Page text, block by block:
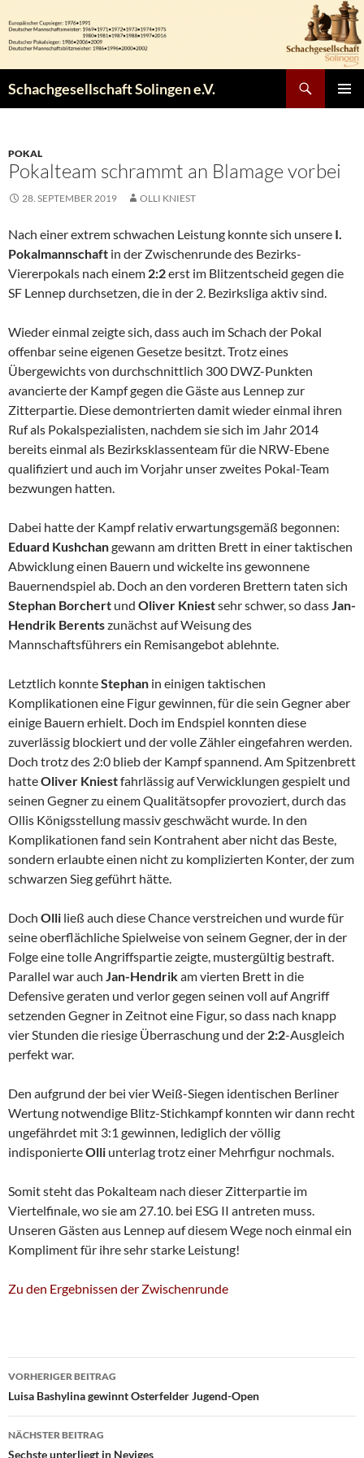
Inhalt
springen
Schachgesellschaft Solingen e.V.
POKAL
Pokalteam schrammt an Blamage vorbei
28. SEPTEMBER 2019 OLLI KNIEST
Nach einer extrem schwachen Leistung konnte sich unsere I.
Pokalmannschaft in der Zwischenrunde des Bezirks-
Viererpokals nach einem 2:2erst im Blitzentscheid gegen die
SF Lennep durchsetzen, die in der 2. Bezirksliga aktiv sind.
Wieder einmal zeigte sich, dass auch im Schach der Pokal
offenbar seine eigenen Gesetze besitzt. Trotz eines
Übergewichts von durchschnittlich 300 DWZ-Punkten
avancierte der Kampf gegen die Gäste aus Lennep zur
Zitterpartie. Diese demontrierten damit wieder einmal ihren
Ruf als Pokalspezialisten, nachdem sie sich im Jahr 2014
bereits einmal als Bezirksklassenteam für die NRW-Ebene
qualifiziert und auch im Vorjahr unser zweites Pokal-Team
bezwungen hatten.
Dabei hatte der Kampf relativ erwartungsgemäß begonnen:
Eduard Kushchangewann am dritten Brett in einer taktischen
Abwicklung einen Bauern und wickelte ins gewonnene
Bauernendspiel ab. Doch an den vorderen Brettern taten sich
Stephan Borchert und Oliver Kniestsehr schwer, so dassJan-
Hendrik Berentszunächst auf Weisung des
Mannschaftsführers ein Remisangebot ablehnte.
Letztlich konnteStephan in einigen taktischen
Komplikationen eine Figur gewinnen, für die sein Gegner aber
einige Bauern erhielt. Doch im Endspiel konnten diese
zuverlässig blockiert und der volle Zähler eingefahren werden.
Doch trotz des 2:0 blieb der Kampf spannend. Am Spitzenbrett
hatteOliver Kniestfahrlässig auf Verwicklungen gespielt und
seinen Gegner zu einem Qualitätsopfer provoziert, durch das
Ollis Königsstellung massiv geschwächt wurde. In den
Komplikationen fand sein Kontrahent aber nicht das Beste,
sondern erlaubte einen nicht zu komplizierten Konter, der zum
schwarzen Sieg geführt hätte.
Doch Olli ließ auch diese Chance verstreichen und wurde für
seine oberflächliche Spielweise von seinem Gegner, der in der
Folge eine tolle Angriffspartie zeigte, mustergültig bestraft.
Parallel war auch Jan-Hendrikam vierten Brett in die
Defensive geraten und verlor gegen seinen voll auf Angriff
setzenden Gegner in Zeitnot eine Figur, so dass nach knapp
vier Stunden die riesige Überraschung und der 2:2-Ausgleich
perfekt war.
Den aufgrund der bei vier Weiß-Siegen identischen Berliner
Wertung notwendige Blitz-Stichkampf konnten wir dann recht
ungefährdet mit 3:1 gewinnen, lediglich der völlig
indisponierteOlli unterlag trotz einer Mehrfigur nochmals.
Somit steht das Pokalteam nach dieser Zitterpartie im
Viertelfinale, wo sie am 27.10. bei ESG II antreten muss.
Unseren Gästen aus Lennep auf diesem Wege noch einmal ein
Kompliment für ihre sehr starke Leistung!
Zu den Ergebnissen der Zwischenrunde
Beitragsnavigation
VORHERIGER BEITRAG
Luisa Bashylina gewinnt Osterfelder Jugend-Open
NÄCHSTER BEITRAG
Sechste unterliegt in Neviges